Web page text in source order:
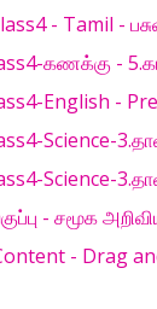
- Tamil -
கணக்கு -
English -
Science-
Science-
- சமூக
- Drag